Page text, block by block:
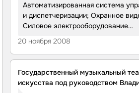
Автоматизированная система
и диспетчеризации; Охранное
Силовое электрооборудование
пожарной сигнализации; Система
оповещения; Система охранной
Система контроля и управления
радиотрансляции; Система
телевидения; Система
20 ноября 2008
Государственный музыкальный
искусства под руководством